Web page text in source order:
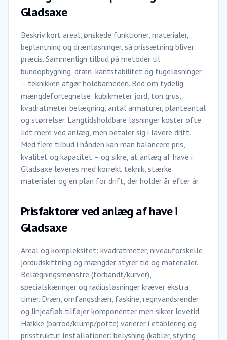
Gladsaxe
Beskriv kort areal, ønskede funktioner, materialer,
beplantning og drænløsninger, så prissætning bliver
præcis. Sammenlign tilbud på metoder til
bundopbygning, dræn, kantstabilitet og fugeløsninger
– teknikken afgør holdbarheden. Bed om tydelig
mængdefortegnelse: kubikmeter jord, ton grus,
kvadratmeter belægning, antal armaturer, planteantal
og størrelser. Langtidsholdbare løsninger koster ofte
lidt mere ved anlæg, men betaler sig i lavere drift.
Med flere tilbud i hånden kan man balancere pris,
kvalitet og kapacitet – og sikre, at anlæg af have i
Gladsaxe leveres med korrekt teknik, stærke
materialer og en plan for drift, der holder år efter år
Prisfaktorer ved anlæg af have i
Gladsaxe
Areal og kompleksitet: kvadratmeter, niveauforskelle,
jordudskiftning og mængder styrer tid og materialer.
Belægningsmønstre (forbandt/kurver),
specialskæringer og radiusløsninger kræver ekstra
timer. Dræn, omfangsdræn, faskine, regnvandsrender
og linjeafløb tilføjer komponenter men sikrer levetid.
Hække (barrod/klump/potte) varierer i etablering og
prisstruktur. Installationer: belysning (kabler, styring,